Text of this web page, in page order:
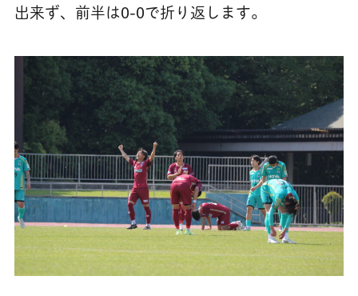
出来ず、前半は0-0で折り返します。